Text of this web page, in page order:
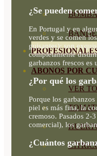
ABONOS POR
VER
¿Se pueden
En Portugal y en
verdes y se comen
guisantes): son
completamente
garbanzos frescos
¿Por qué los
Porque los
piel es más fina, la
cremoso. Pasados 2-
comercial), los
¿Cuántos